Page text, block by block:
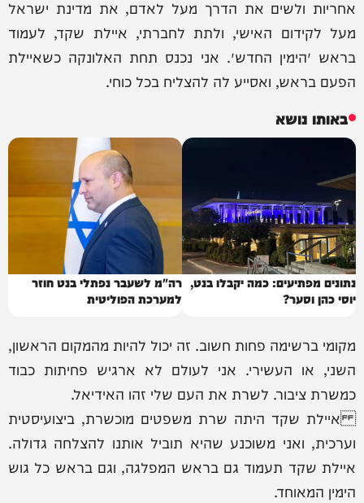
אחריות ולשים את הדרך מעל לאדם, את מדינת ישראל
מעל לקידום האישי, ולתת לחברתי, איילת שקד, לעמוד
בראש ״הימין החדש״. אני נכנס תחת האלונקה כשאיילת
הפעם בראש, ואסייע לה להצליח בכל כוחי.
באותו נושא
נתונים מפתיעים: כמה יקבלו בנט,
יוסי כהן וסער?
רה"מ לשעבר נפתלי בנט חוזר
למערכת הפוליטית
מקומי ברשימה פחות חשוב. זה יכול להיות מהמקום הראשון,
השני, או העשירי. אני לעולם לא ארגיש פחיתות כבוד
כמשרת ציבור. לשרת את העם שלי זהו האידיאל.
איילת שקד היתה שרת משפטים מוכשרת, ביצועיסטית
וערכית, ואני משוכנע שהיא תוביל אותנו להצלחה גדולה.
איילת שקד תעמוד גם בראש המפלגה, וגם בראש כל גוש
הימין המאוחד.